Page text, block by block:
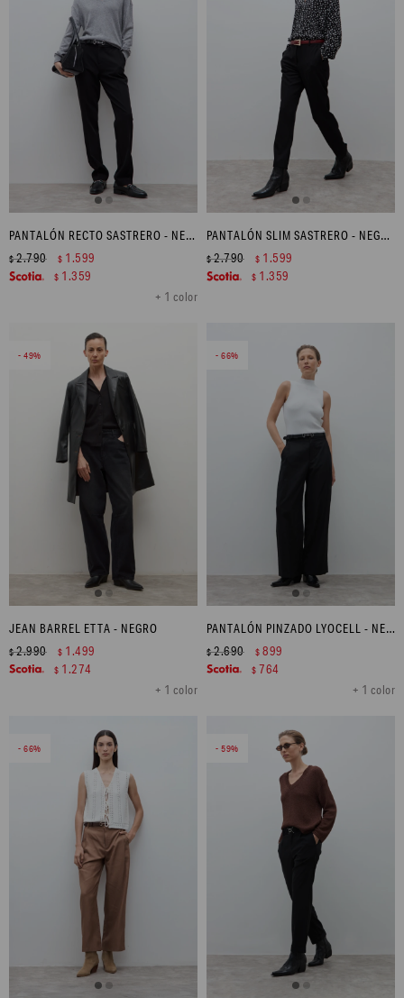
PANTALÓN RECTO SASTRERO - NEGRO
+ 1 color
$2.790 $ 1.599
$ 1.359
PANTALÓN SLIM SASTRERO - NEGRO
$2.790 $ 1.599
$ 1.359
49
JEAN BARREL ETTA - NEGRO
+ 1 color
$2.990 $ 1.499
$ 1.274
66
PANTALÓN PINZADO LYOCELL - NEGRO
+ 1 color
$2.690 $ 899
$ 764
66 59